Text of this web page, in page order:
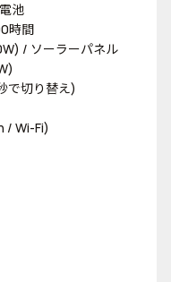
池
時間
/ ソーラーパネル
で切り替え)
/ Wi-Fi)